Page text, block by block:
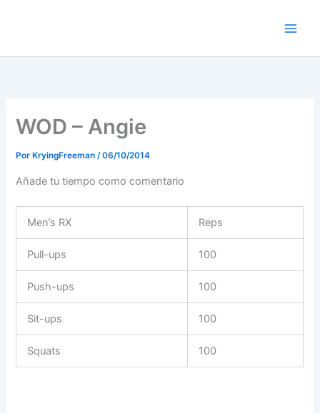
WOD – Angie
Por KryingFreeman/06/10/2014
Añade tu tiempo como comentario
Men’s RX Reps
Pull-ups 100
Push-ups 100
Sit-ups 100
Squats 100